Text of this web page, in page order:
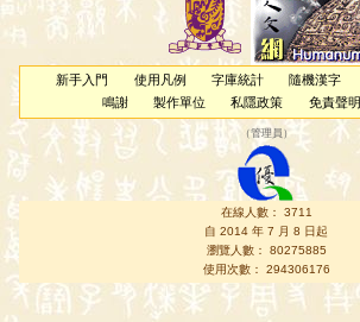
新手入門 使用凡例 字庫統計 隨機漢字
鳴謝
製作單位 私隱政策 免責聲明
（管理員 ）
在線人數： 3711
自 2014 年 7 月 8 日起
瀏覽人數： 80275885
使用次數： 294306176